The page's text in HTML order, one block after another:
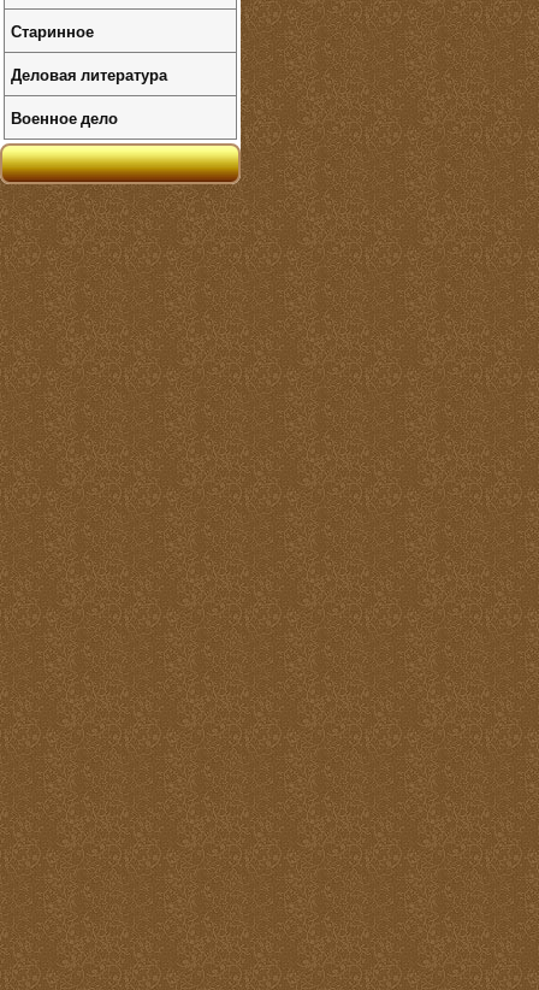
Старинное
Деловая литература
Военное дело